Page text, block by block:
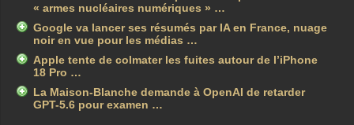
« armes nucléaires numériques » …
Google va lancer ses résumés par IA en France, nuage
noir en vue pour les médias …
Apple tente de colmater les fuites autour de l’iPhone
18 Pro …
La Maison-Blanche demande à OpenAI de retarder
GPT-5.6 pour examen …